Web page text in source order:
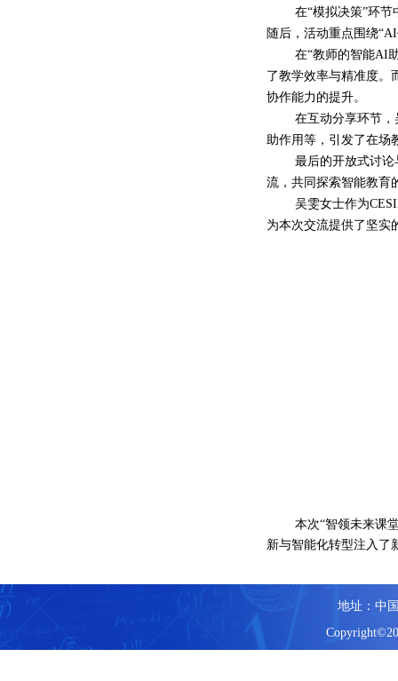
在“模拟决策”环节
随后，活动重点围绕
在“教师的智能AI
了教学效率与精准度。
协作能力的提升。
在互动分享环节，
助作用等，引发了在场
最后的开放式讨
流，共同探索智能教育
吴雯女士作为
为本次交流提供了坚实
本次“智领未来课
新与智能化转型注入了
地址：中